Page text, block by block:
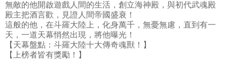
無敵的他開啟遊戲人間的生活，創立海神殿，與初代武魂殿
殿主把酒言歡，見證人間帝國盛衰！
這般的他，在斗羅大陸上，化身萬千，無憂無慮，直到有一
天，一道天幕悄然出現，將他曝光！
【天幕盤點：斗羅大陸十大傳奇魂獸！】
【上榜者皆有獎勵！】